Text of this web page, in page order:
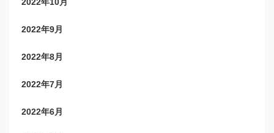
2022年9月
2022年8月
2022年7月
2022年6月